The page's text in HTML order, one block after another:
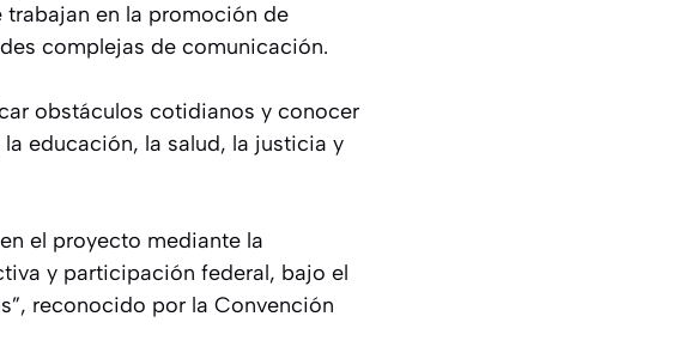
en la promoción de
complejas de comunicación.
obstáculos cotidianos y conocer
educación, la salud, la justicia y
el proyecto mediante la
y participación federal, bajo el
reconocido por la Convención